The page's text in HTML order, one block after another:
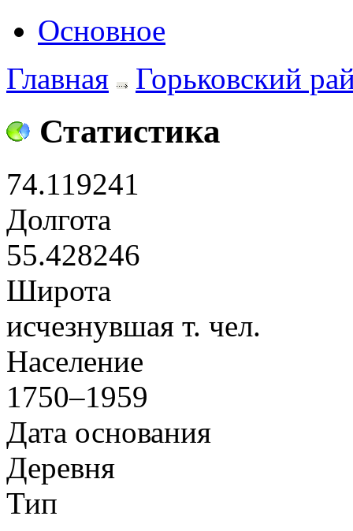
Основное
Главная
Горьковский
Статистика
74.119241
Долгота
55.428246
Широта
исчезнувшая т. чел.
Население
1750–1959
Дата основания
Деревня
Тип